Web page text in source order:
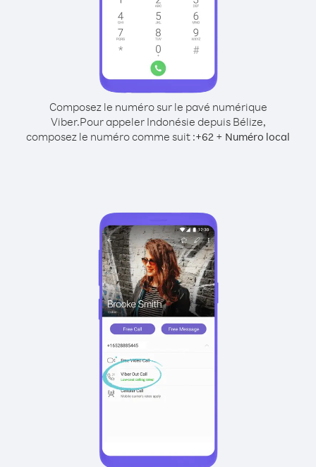
Composez le numéro sur le pavé numérique
Viber.Pour appeler Indonésie depuis Bélize,
composez le numéro comme suit :+62 + Numéro local